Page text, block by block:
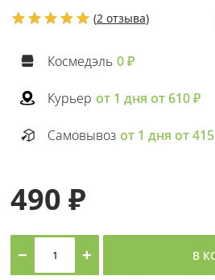
(2 отзыва)
Космедэль 0 ₽
Курьер от 1 дня от 610 ₽
Самовывоз от 1 дня от
490 ₽
− + В